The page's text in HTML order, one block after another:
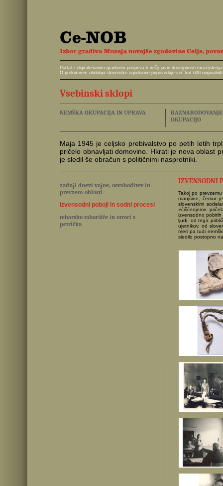
Portal z digitaliziranim gradivom prispeva k večji javni dostopnosti
O prelomnem obdobju slovenske zgodovine pripoveduje več kot 600
Vsebinski sklopi
NEMŠKA OKUPACIJA IN UPRAVA
OKUPACIJO
Maja 1945 je celjsko prebivalstvo po petih letih
pričelo obnavljati domovino. Hkrati je nova oblast
je sledil še obračun s političnimi nasprotniki.
zadnji dnevi vojne, osvoboditev in
prevzem oblasti
izvensodni poboji in sodni procesi
teharsko taborišče in otroci s
petrička
IZVENSODNI
Takoj po
manjšine, čemur
slovenskimi
»čiščenjem«
izvensodno
ljudi, od tega
ujetnikov, od
meri pa tudi
sledilo postopno